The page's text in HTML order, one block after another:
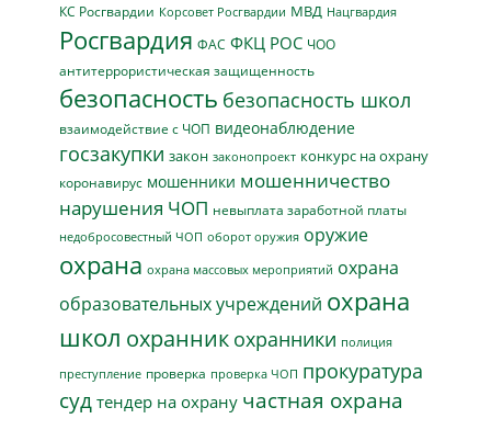
КС Росгвардии Корсовет Росгвардии МВД Нацгвардия
Росгвардия ФАС ФКЦ РОС ЧОО
антитеррористическая защищенность
безопасность безопасность школ
взаимодействие с ЧОП видеонаблюдение
госзакупки закон законопроект конкурс на охрану
коронавирус мошенники мошенничество
нарушения ЧОП невыплата заработной платы
недобросовестный ЧОП оборот оружия оружие
охрана охрана массовых мероприятий охрана
образовательных учреждений охрана
школ охранник охранники полиция
преступление проверка проверка ЧОП прокуратура
суд тендер на охрану частная охрана